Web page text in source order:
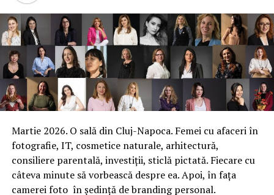
SURSA: RFI
ARTICOLE PE ACEIASI TEMA: PRIMA
URMATORUL
Gabriela Firea a ASMUȚIT toți consilierii PSD împotriva
lui Dragnea!
NU RATATI
„Iohannis poate să aibă probleme cu DNA”
Martie 2026. O sală din Cluj-Napoca. Femei cu afaceri în
fotografie, IT, cosmetice naturale, arhitectură,
consiliere parentală, investiții, sticlă pictată. Fiecare cu
câteva minute să vorbească despre ea. Apoi, în fața
camerei foto în ședință de branding personal.